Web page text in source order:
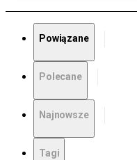
Powiązane
Polecane
Najnowsze
Tagi